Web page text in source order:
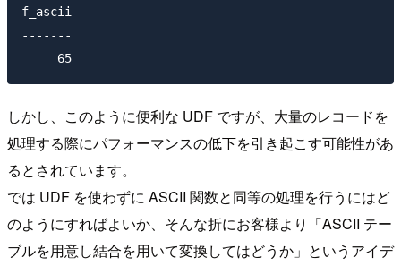
f_ascii
-------
しかし、このように便利な UDF ですが、大量のレコードを
処理する際にパフォーマンスの低下を引き起こす可能性があ
るとされています。
では UDF を使わずに ASCII 関数と同等の処理を行うにはど
のようにすればよいか、そんな折にお客様より「ASCII テー
ブルを用意し結合を用いて変換してはどうか」というアイデ